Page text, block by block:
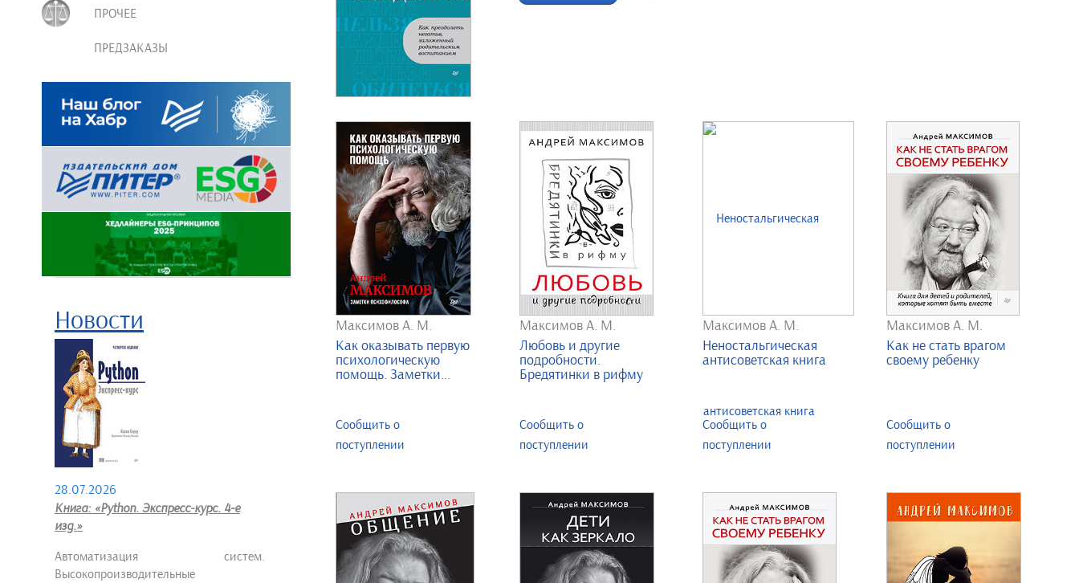
ПРОЧЕЕ
ПРЕДЗАКАЗЫ
Новости
28.07.2026
Книга: «Python. Экспресс‑курс. 4-е
изд.»
Автоматизация систем.
Высокопроизводительные
Максимов А. М.
Как оказывать первую
психологическую
помощь. Заметки...
Сообщить о
поступлении
Максимов А. М.
Любовь и другие
подробности.
Бредятинки в рифму
Сообщить о
поступлении
Максимов А. М.
Неностальгическая
антисоветская книга
Сообщить о
поступлении
Максимов А. М.
Как не стать врагом
своему ребенку
Сообщить о
поступлении